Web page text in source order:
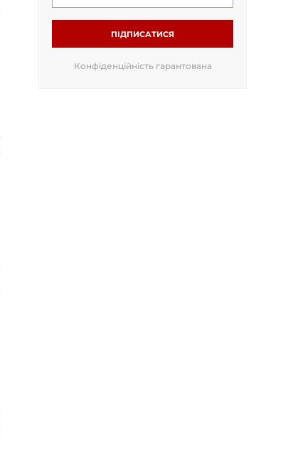
ПІДПИСАТИСЯ
Конфіденційність гарантована